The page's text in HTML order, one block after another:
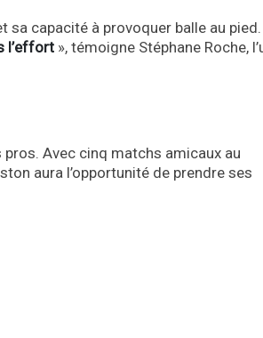
sa capacité à provoquer balle au pied.
l’effort », témoigne Stéphane Roche,
Avec cinq matchs amicaux au
aura l’opportunité de prendre ses